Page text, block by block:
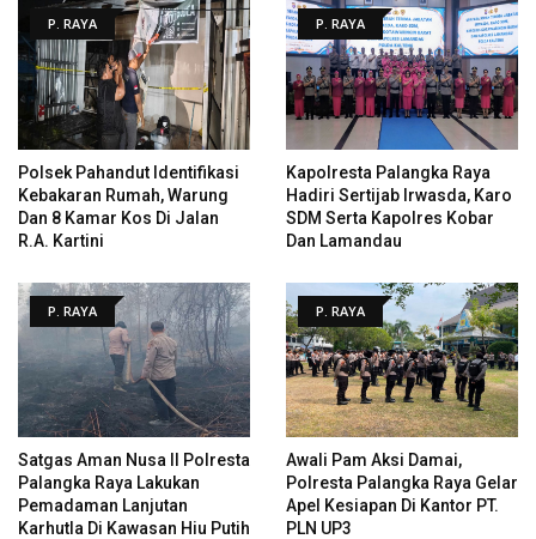
P. RAYA
Polsek Pahandut Identifikasi
Kebakaran Rumah, Warung
Dan 8 Kamar Kos Di Jalan
R.A. Kartini
P. RAYA
Kapolresta Palangka Raya
Hadiri Sertijab Irwasda, Karo
SDM Serta Kapolres Kobar
Dan Lamandau
P. RAYA
Satgas Aman Nusa II Polresta
Palangka Raya Lakukan
Pemadaman Lanjutan
Karhutla Di Kawasan Hiu Putih
P. RAYA
Awali Pam Aksi Damai,
Polresta Palangka Raya Gelar
Apel Kesiapan Di Kantor PT.
PLN UP3